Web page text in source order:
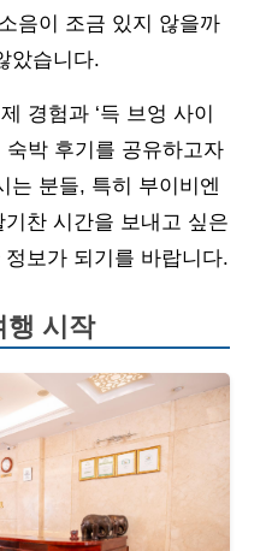
음이 조금 있지 않을까
았습니다.
경험과 ‘득 브엉 사이
숙박 후기를 공유하고자
는 분들, 특히 부이비엔
찬 시간을 보내고 싶은
보가 되기를 바랍니다.
행 시작